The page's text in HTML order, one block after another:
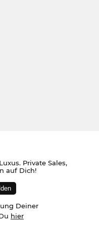
Private Sales,
auf Dich!
Deiner
hier